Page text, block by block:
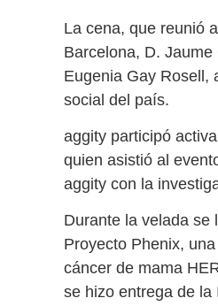
La cena, que reunió
Barcelona, D.
Eugenia Gay Rosell,
social del país.
aggity participó
quien asistió al
aggity con la
Durante la velada se
Proyecto Phenix,
cáncer de mama
se hizo entrega de la